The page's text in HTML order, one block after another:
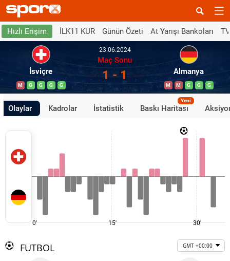
Hızlı Erişim İLK11 KUR Günün Özeti At Yarışı Bankoları
İsviçre
M G G G G
23.06.2024
Maç Sonu
1 - 1 Almanya
M M G G G
Olaylar Kadrolar İstatistik Baskı Haritası
Yeni
0' 15' 30'
FUTBOL GMT +00:00